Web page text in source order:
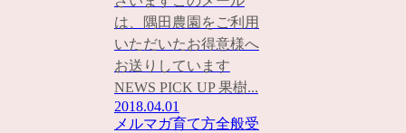
は、隅田農園をご利用
いただいたお得意様へ
お送りしています
NEWS PICK UP 果樹...
2018.04.01
メルマガ育て方全般受